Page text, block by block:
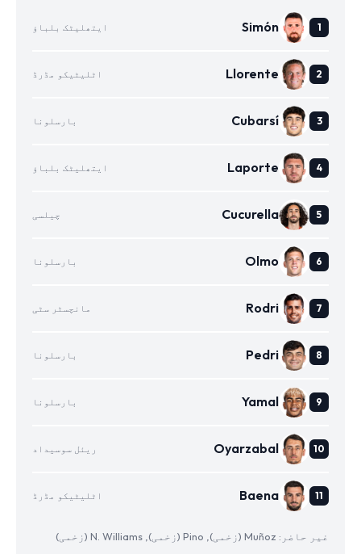
Simón ایتھلیٹک بلباؤ
Llorente اٹلیٹیکو مڈرڈ
Cubarsí بارسلونا
Laporte ایتھلیٹک بلباؤ
Cucurella چیلسی
Olmo بارسلونا
Rodri مانچسٹر سٹی
Pedri بارسلونا
Yamal بارسلونا
Oyarzabal ریئل سوسیداد
Baena اٹلیٹیکو مڈرڈ
غیر حاضر: Muñoz (زخمی), Pino (زخمی), N. Williams (زخمی)